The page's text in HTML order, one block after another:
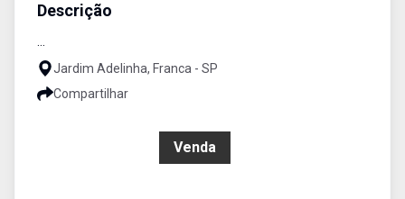
Descrição
Jardim Adelinha, Franca - SP
Compartilhar
Venda